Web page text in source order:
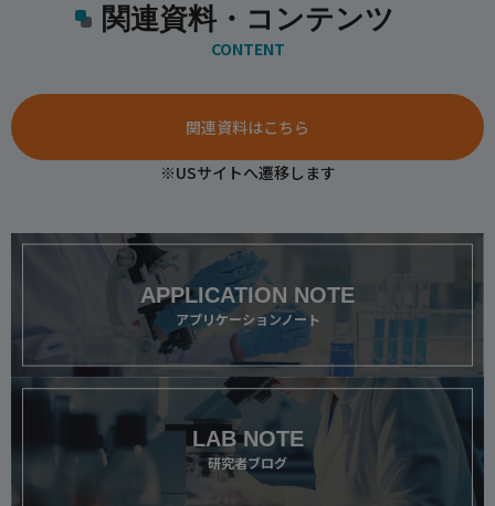
関連資料・コンテンツ
CONTENT
関連資料はこちら
※USサイトへ遷移します
APPLICATION NOTE
アプリケーションノート
LAB NOTE
研究者ブログ